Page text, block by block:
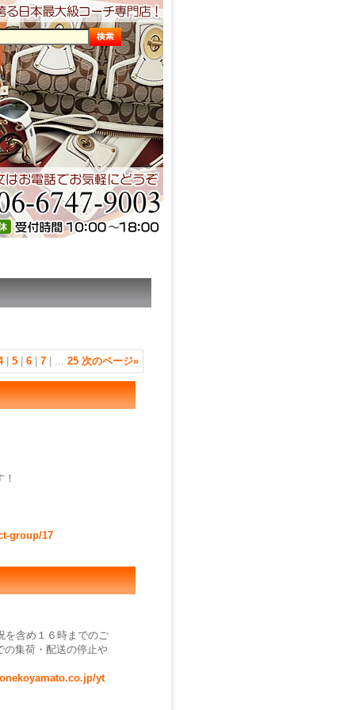
| 5 6 7 ... 25 次のページ»
group/17
を含め１６時までのご
の集荷・配送の停止や
yt